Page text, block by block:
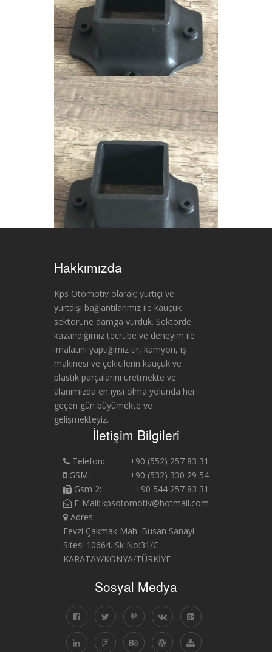
Hakkımızda
Kps Otomotiv olarak; yurtiçi ve
yurtdışı bağlantılarımız ile kauçuk
sektörüne damga vurduk. Sektörde
kazandığımız tecrübe ve deneyim ile
imalatını yaptığımız tır, kamyon, iş
makinesi ve çekicilerin kauçuk ve
plastik parçalarını üretmekte ve
alanımızda en iyisi olma yolunda her
geçen gün büyümekte ve
gelişmekteyiz.
İletişim Bilgileri
Telefon:
+90 (552) 257 83 31
GSM:
+90 (532) 330 29 54
Gsm 2:
+90 544 257 83 31
E-Mail: kpsotomotiv@hotmail.com
Adres:
Fevzi Çakmak Mah. Büsan Sanayi
Sitesi 10664. Sk No:31/C
KARATAY/KONYA/TÜRKİYE
Sosyal Medya